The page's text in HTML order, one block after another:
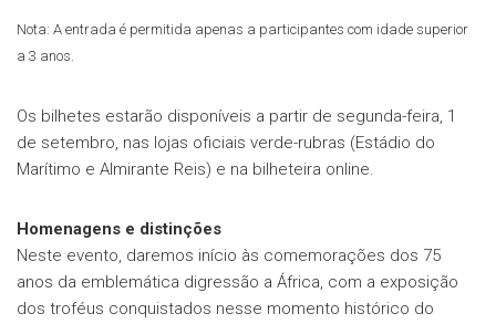
Nota: A entrada é permitida apenas a participantes com idade superior
a 3 anos.
Os bilhetes estarão disponíveis a partir de segunda-feira, 1
de setembro, nas lojas oficiais verde-rubras (Estádio do
Marítimo e Almirante Reis) e na bilheteira online.
Homenagens e distinções
Neste evento, daremos início às comemorações dos 75
anos da emblemática digressão a África, com a exposição
dos troféus conquistados nesse momento histórico do